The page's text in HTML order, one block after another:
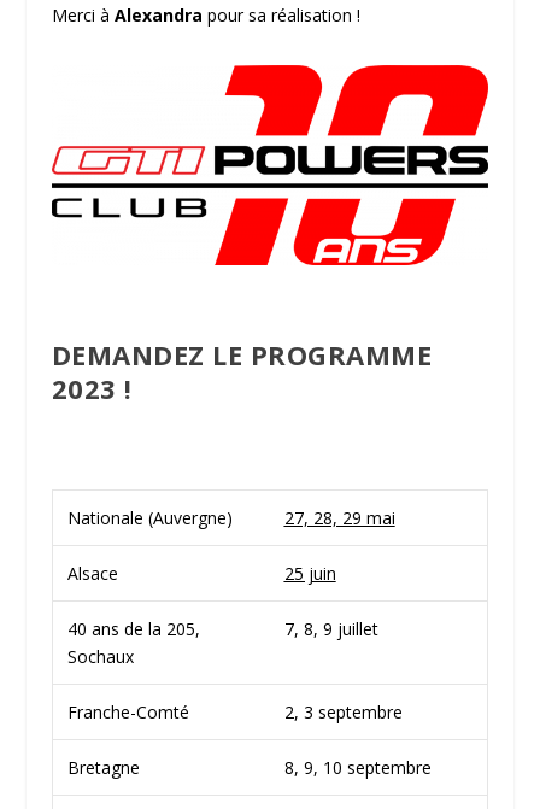
Merci à Alexandra pour sa réalisation !
DEMANDEZ LE PROGRAMME
2023 !
Nationale (Auvergne) 27, 28, 29 mai
Alsace 25 juin
40 ans de la 205,
Sochaux
7, 8, 9 juillet
Franche-Comté 2, 3 septembre
Bretagne 8, 9, 10 septembre